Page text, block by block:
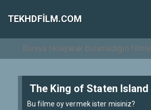
TEKHDFILM.COM
The King of Staten Island
Bu filme oy vermek ister misiniz?